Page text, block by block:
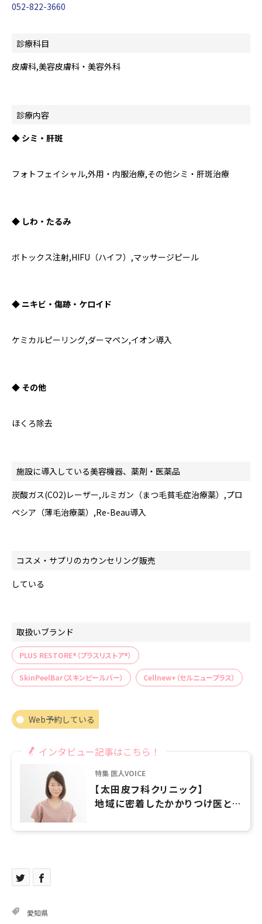
052-822-3660
診療科目
皮膚科,美容皮膚科・美容外科
診療内容
◆ シミ・肝斑
フォトフェイシャル,外用・内服治療,その他シミ・肝斑治療
◆ しわ・たるみ
ボトックス注射,HIFU（ハイフ）,マッサージピール
◆ ニキビ・傷跡・ケロイド
ケミカルピーリング,ダーマペン,イオン導入
◆ その他
ほくろ除去
施設に導入している美容機器、薬剤・医薬品
炭酸ガス(CO2)レーザー,ルミガン（まつ毛貧毛症治療薬）,プロ
ペシア（薄毛治療薬）,Re-Beau導入
コスメ・サプリのカウンセリング販売
している
取扱いブランド
PLUS RESTORE®（プラスリストア®）
SkinPeelBar（スキンピールバー） Cellnew+（セルニュープラス）
Web予約している
インタビュー記事はこちら！
特集 医人VOICE
【太田皮フ科クリニック】
地域に密着したかかりつけ医とし
クリニックにしたい
愛知県